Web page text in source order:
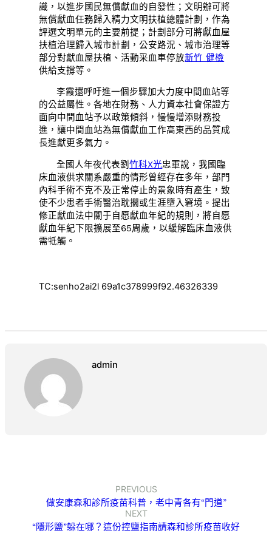
識，以進步國民無償獻血的自發性；文明辦可將
無償獻血任務歸入精力文明扶植總體計劃，作為
評選文明單元的主要前提；計劃部分可將獻血屋
扶植治理歸入城市計劃，公安路況、城市治理等
部分對獻血屋扶植、活動采血車停放新竹 健檢
供給支撐等。
李霞還呼吁進一個步驟加大力度中間血站等
的公益屬性。各地在財務、人力資本社會保證方
面向中間血站予以政策傾斜，慢慢增添財務投
進，讓中間血站為無償獻血工作高東西的品質成
長進獻更多氣力。
全國人年夜代表劉竹科X光忠軍說，我國臨
床血液供求關系嚴重的情形曾經存在多年，部門
內科手術不克不及正常停止的景象時有產生，致
使不少患者手術醫治耽擱或生涯墮入窘境。提出
修正獻血法中關于自愿獻血年紀的規則，將自愿
獻血年紀下限擴展至65周歲，以緩解臨床血液供
需牴觸。
TC:senho2ai2l 69a1c378999f92.46326339
admin
PREVIOUS
做安康森和診所疫苗科普，老中青各有“門道”
NEXT
“隱形鹽”躲在哪？這份控鹽指南請森和診所疫苗收好